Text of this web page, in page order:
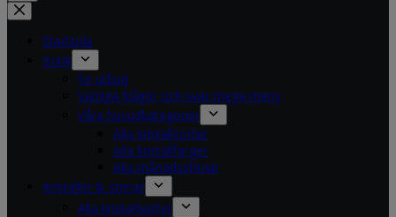
No
results
Startsida
Butik
Se utbud
Vanliga frågor och svar mega meny
Våra huvudkategorier
Alla kristallsorter
Alla kristallfärger
Alla månadsstenar
Kristaller & stenar
Alla kristallsorter